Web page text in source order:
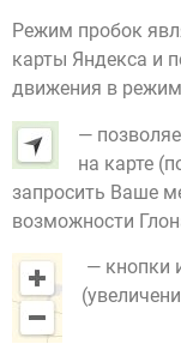
Режим пробок
карты Яндекса и
движения в
—
на карте
запросить Ваше
возможности
— кнопки